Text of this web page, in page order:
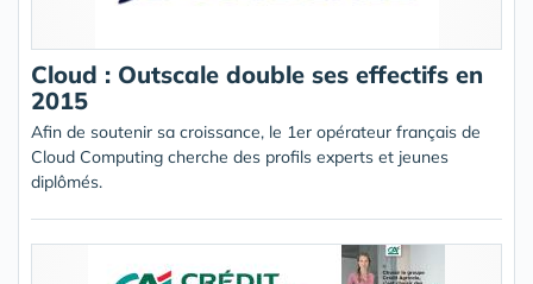
Cloud : Outscale double ses effectifs en
2015
Afin de soutenir sa croissance, le 1er opérateur français de
Cloud Computing cherche des profils experts et jeunes
diplômés.